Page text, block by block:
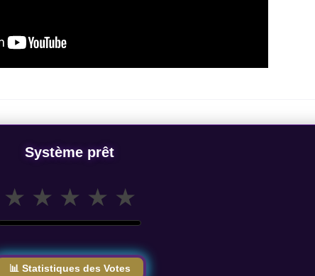
Système prêt
★ ★ ★ ★ ★
📊 Statistiques des Votes